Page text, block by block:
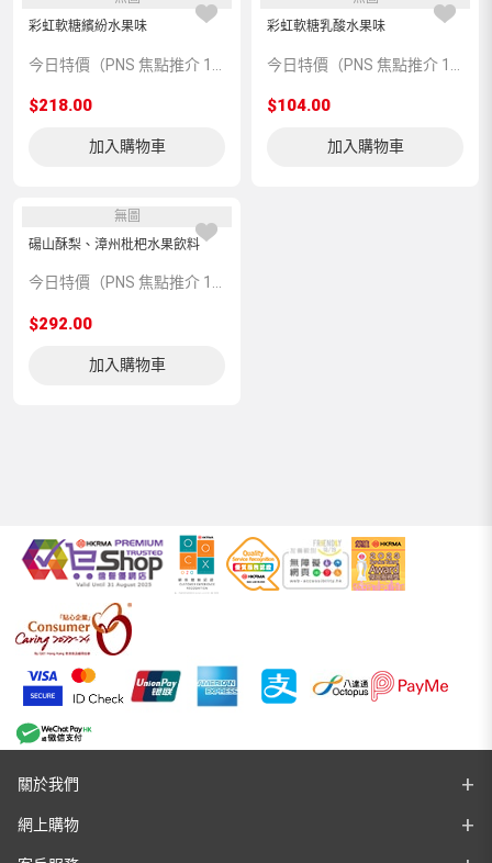
彩虹軟糖繽紛水果味
$218.00
加入購物車
彩虹軟糖乳酸水果味
$104.00
加入購物車
無圖
碭山酥梨、漳州枇杷水果飲料
今日特價（PNS 焦點推介 150099）
$292.00
加入購物車
關於我們
網上購物